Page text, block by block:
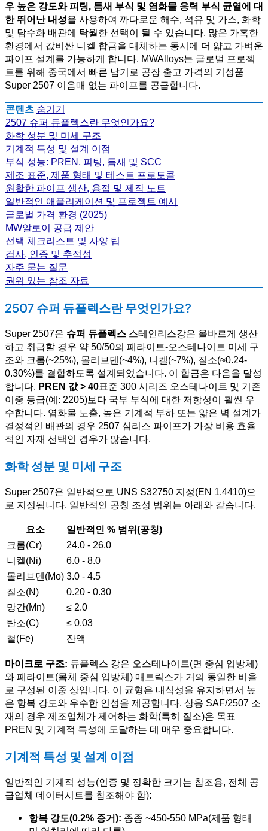
우 높은 강도와 피팅, 틈새 부식 및 염화물 응력 부식 균열에 대
한 뛰어난 내성을 사용하여 까다로운 해수, 석유 및 가스, 화학
및 담수화 배관에 탁월한 선택이 될 수 있습니다. 많은 가혹한
환경에서 값비싼 니켈 합금을 대체하는 동시에 더 얇고 가벼운
파이프 설계를 가능하게 합니다. MWAlloys는 글로벌 프로젝
트를 위해 중국에서 빠른 납기로 공장 출고 가격의 기성품
Super 2507 이음매 없는 파이프를 공급합니다.
콘텐츠 숨기기
2507 슈퍼 듀플렉스란 무엇인가요?
화학 성분 및 미세 구조
기계적 특성 및 설계 이점
부식 성능: PREN, 피팅, 틈새 및 SCC
제조 표준, 제품 형태 및 테스트 프로토콜
원활한 파이프 생산, 용접 및 제작 노트
일반적인 애플리케이션 및 프로젝트 예시
글로벌 가격 환경 (2025)
MW알로이 공급 제안
선택 체크리스트 및 사양 팁
검사, 인증 및 추적성
자주 묻는 질문
권위 있는 참조 자료
2507 슈퍼 듀플렉스란 무엇인가요?
Super 2507은 슈퍼 듀플렉스 스테인리스강은 올바르게 생산
하고 취급할 경우 약 50/50의 페라이트-오스테나이트 미세 구
조와 크롬(~25%), 몰리브덴(~4%), 니켈(~7%), 질소(≈0.24-
0.30%)를 결합하도록 설계되었습니다. 이 합금은 다음을 달성
합니다. PREN 값 > 40표준 300 시리즈 오스테나이트 및 기존
이중 등급(예: 2205)보다 국부 부식에 대한 저항성이 훨씬 우
수합니다. 염화물 노출, 높은 기계적 부하 또는 얇은 벽 설계가
결정적인 배관의 경우 2507 심리스 파이프가 가장 비용 효율
적인 자재 선택인 경우가 많습니다.
화학 성분 및 미세 구조
Super 2507은 일반적으로 UNS S32750 지정(EN 1.4410)으
로 지정됩니다. 일반적인 공칭 조성 범위는 아래와 같습니다.
요소
일반적인 % 범위(공칭)
크롬(Cr)
24.0 - 26.0
니켈(Ni)
6.0 - 8.0
몰리브덴(Mo) 3.0 - 4.5
질소(N)
0.20 - 0.30
망간(Mn)
≤ 2.0
탄소(C)
≤ 0.03
철(Fe)
잔액
마이크로 구조: 듀플렉스 강은 오스테나이트(면 중심 입방체)
와 페라이트(몸체 중심 입방체) 매트릭스가 거의 동일한 비율
로 구성된 이중 상입니다. 이 균형은 내식성을 유지하면서 높
은 항복 강도와 우수한 인성을 제공합니다. 상용 SAF/2507 소
재의 경우 제조업체가 제어하는 화학(특히 질소)은 목표
PREN 및 기계적 특성에 도달하는 데 매우 중요합니다.
기계적 특성 및 설계 이점
일반적인 기계적 성능(인증 및 정확한 크기는 참조용, 전체 공
급업체 데이터시트를 참조해야 함):
항복 강도(0.2% 증거): 종종 ~450-550 MPa(제품 형태